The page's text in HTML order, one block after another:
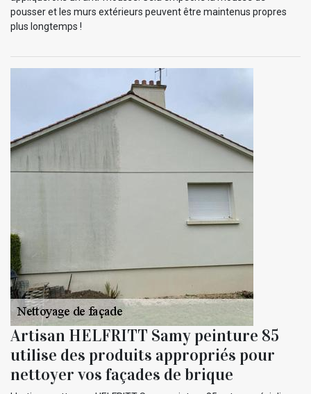
pousser et les murs extérieurs peuvent être maintenus propres
plus longtemps !
Artisan HELFRITT Samy peinture 85
utilise des produits appropriés pour
nettoyer vos façades de brique